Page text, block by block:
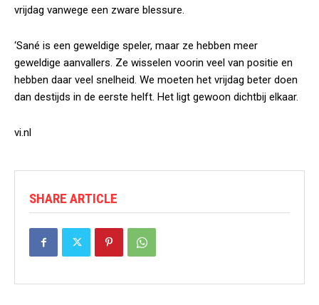
vrijdag vanwege een zware blessure.
‘Sané is een geweldige speler, maar ze hebben meer
geweldige aanvallers. Ze wisselen voorin veel van positie en
hebben daar veel snelheid. We moeten het vrijdag beter doen
dan destijds in de eerste helft. Het ligt gewoon dichtbij elkaar.
vi.nl
SHARE ARTICLE